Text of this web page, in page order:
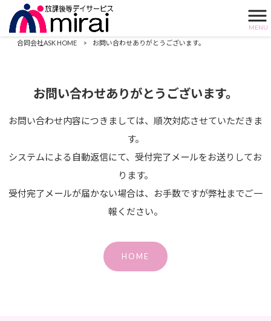
MENU
お問い合わせありがとうございます。
合同会社ASK HOME > お問い合わせありがとうございます。
お問い合わせありがとうございます。
お問い合わせ内容につきましては、順次対応させていただきま
す。
システムによる自動返信にて、受付完了メールをお送りしてお
ります。
受付完了メールが届かない場合は、お手数ですが弊社までご一
報ください。
HOME